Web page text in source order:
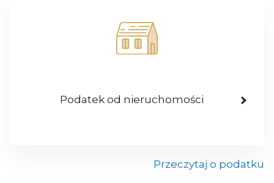
Podatek od nieruchomości
Przeczytaj o podatku